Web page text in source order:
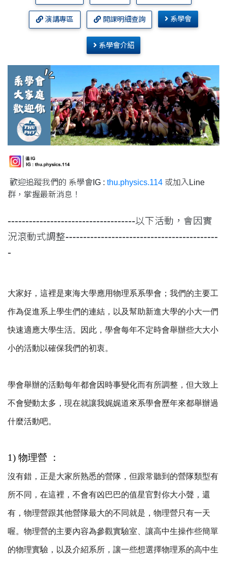
演講專區 開課明細查詢 系學會
系學會介紹
歡迎追蹤我們的 系學會IG : thu.physics.114 或加入Line
群，掌握最新消息！
------------------------------------以下活動，會因實
況滾動式調整-------------------------------------------
-
大家好，這裡是東海大學應用物理系系學會；我們的主要工
作為促進系上學生們的連結，以及幫助新進大學的小大一們
快速適應大學生活。因此，學會每年不定時會舉辦些大大小
小的活動以確保我們的初衷。
學會舉辦的活動每年都會因時事變化而有所調整，但大致上
不會變動太多，現在就讓我娓娓道來系學會歷年來都舉辦過
什麼活動吧。
1) 物理營 ：
沒有錯，正是大家所熟悉的營隊，但跟常聽到的營隊類型有
所不同，在這裡，不會有凶巴巴的值星官對你大小聲，還
有，物理營跟其他營隊最大的不同就是，物理營只有一天
喔。物理營的主要內容為參觀實驗室、讓高中生操作些簡單
的物理實驗，以及介紹系所，讓一些想選擇物理系的高中生